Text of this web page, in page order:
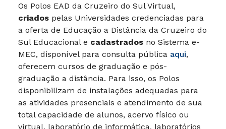
Os Polos EAD da Cruzeiro do Sul Virtual,
criados pelas Universidades credenciadas para
a oferta de Educação a Distância da Cruzeiro do
Sul Educacional e cadastrados no Sistema e-
MEC, disponível para consulta pública aqui,
oferecem cursos de graduação e pós-
graduação a distância. Para isso, os Polos
disponibilizam de instalações adequadas para
as atividades presenciais e atendimento de sua
total capacidade de alunos, acervo físico ou
virtual, laboratório de informática, laboratórios